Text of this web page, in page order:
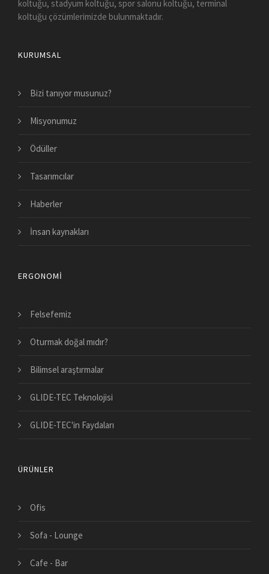
koltuğu, stadyum koltuğu, spor salonu koltuğu, terminal
koltuğu çözümlerimizde bulunmaktadır.
KURUMSAL
Bizi tanıyor musunuz?
Misyonumuz
Ödüller
Tasarımcılar
Haberler
İnsan kaynakları
ERGONOMI
Felsefemiz
Oturmak doğal mıdır?
Bilimsel araştırmalar
GLIDE-TEC Teknolojisi
GLIDE-TEC'in Faydaları
ÜRÜNLER
Ofis
Sofa - Lounge
Cafe - Bar